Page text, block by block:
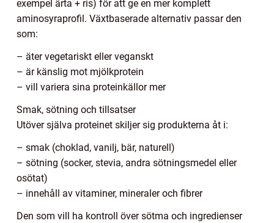
exempel ärta + ris) för att ge en mer komplett
aminosyraprofil. Växtbaserade alternativ passar den
som:
– äter vegetariskt eller veganskt
– är känslig mot mjölkprotein
– vill variera sina proteinkällor mer
Smak, sötning och tillsatser
Utöver själva proteinet skiljer sig produkterna åt i:
– smak (choklad, vanilj, bär, naturell)
– sötning (socker, stevia, andra sötningsmedel eller
osötat)
– innehåll av vitaminer, mineraler och fibrer
Den som vill ha kontroll över sötma och ingredienser